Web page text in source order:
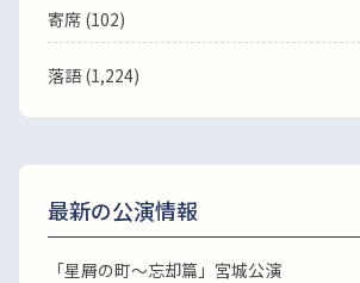
寄席 (102)
落語(1,224)
最新の公演情報
「星屑の町～忘却篇」宮城公演